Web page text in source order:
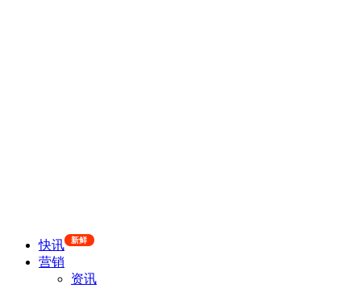
快讯 新鲜
营销
资讯